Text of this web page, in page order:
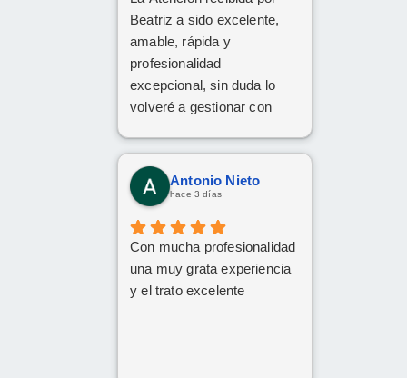
Beatriz a sido excelente,
amable, rápida y
profesionalidad
excepcional, sin duda lo
volveré a gestionar con
contrataciones.
Antonio Nieto
hace 3 días
Con mucha profesionalidad
una muy grata experiencia
y el trato excelente